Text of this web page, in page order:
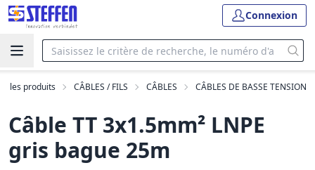
Connexion
les produits CÂBLES / FILS CÂBLES CÂBLES DE BASSE TENSION
Câble TT 3x1.5mm² LNPE
gris bague 25m